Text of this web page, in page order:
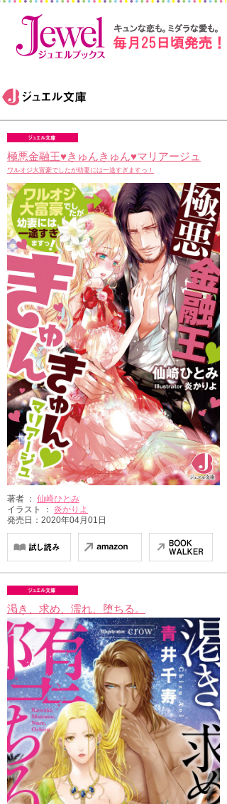
極悪金融王♥きゅんきゅん♥マリアージュ
ワルオジ大富豪でしたが幼妻には一途すぎますっ！
著者 ： 仙崎ひとみ
イラスト ： 炎かりよ
発売日：2020年04月01日
渇き、求め、濡れ、堕ちる。